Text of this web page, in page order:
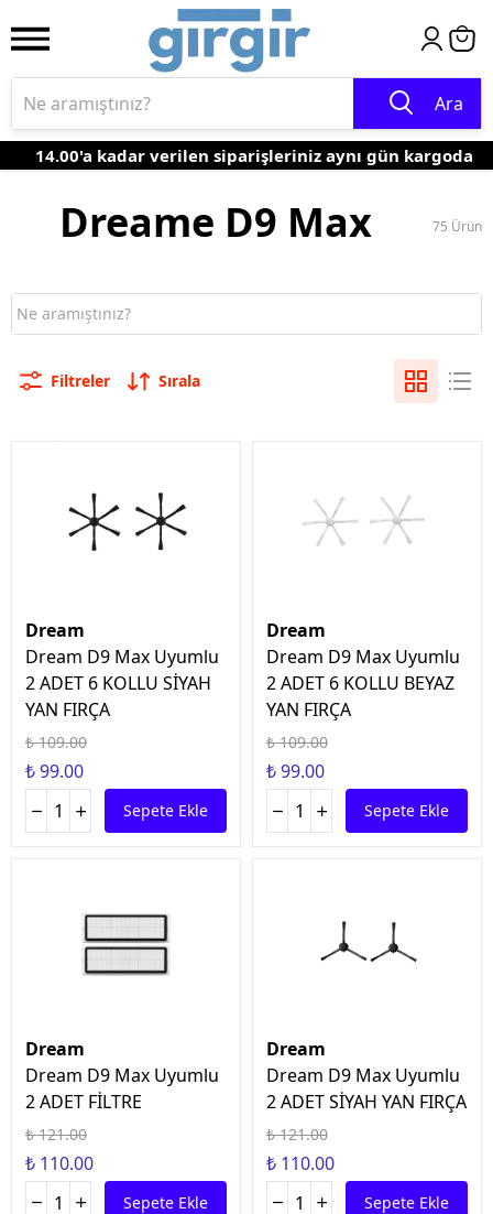
Ara
14.00'a kadar verilen siparişleriniz aynı gün kargoda
Dreame D9 Max 75 Ürün
Filtreler Sırala
Dream
Dream D9 Max Uyumlu
2 ADET 6 KOLLU SİYAH
YAN FIRÇA
₺ 109.00
₺ 99.00
Sepete Ekle
Dream
Dream D9 Max Uyumlu
2 ADET 6 KOLLU BEYAZ
YAN FIRÇA
₺ 109.00
₺ 99.00
Sepete Ekle
Dream
Dream D9 Max Uyumlu
2 ADET FİLTRE
₺ 121.00
₺ 110.00
Sepete Ekle
Dream
Dream D9 Max Uyumlu
2 ADET SİYAH YAN FIRÇA
₺ 121.00
₺ 110.00
Sepete Ekle